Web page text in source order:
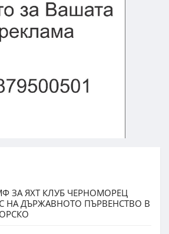
ЗА ЯХТ КЛУБ ЧЕРНОМОРЕЦ
НА ДЪРЖАВНОТО ПЪРВЕНСТВО В